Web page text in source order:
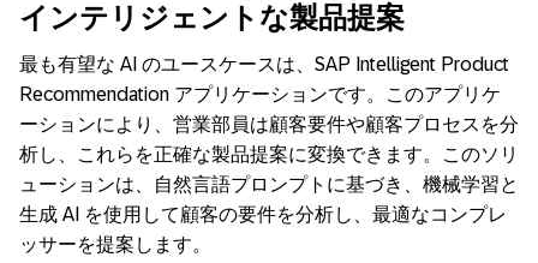
インテリジェントな製品提案
最も有望な AI のユースケースは、SAP Intelligent Product
Recommendation アプリケーションです。このアプリケ
ーションにより、営業部員は顧客要件や顧客プロセスを分
析し、これらを正確な製品提案に変換できます。このソリ
ューションは、自然言語プロンプトに基づき、機械学習と
生成 AI を使用して顧客の要件を分析し、最適なコンプレ
ッサーを提案します。